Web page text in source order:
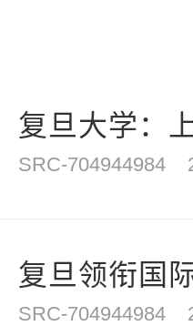
复旦大学：
SRC-704944984
复旦领衔国
SRC-704944984